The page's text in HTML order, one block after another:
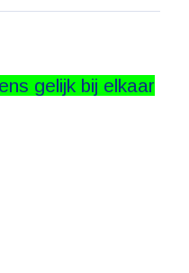
gelijk bij elkaar